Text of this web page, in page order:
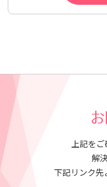
上記をご
解
下記リンク先